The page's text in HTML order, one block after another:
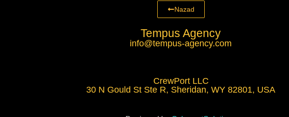
Nazad
Tempus Agency
info@tempus-agency.com
CrewPort LLC
30 N Gould St Ste R, Sheridan, WY 82801, USA